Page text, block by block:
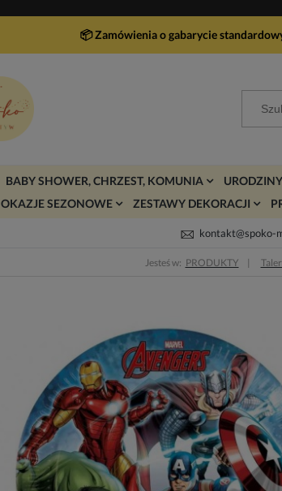
📦 Zamówienia o gabarycie
BABY SHOWER, CHRZEST, KOMUNIA
OKAZJE SEZONOWE
ZESTAWY DEKORACJI
kontakt@spoko-
Jesteś w: PRODUKTY